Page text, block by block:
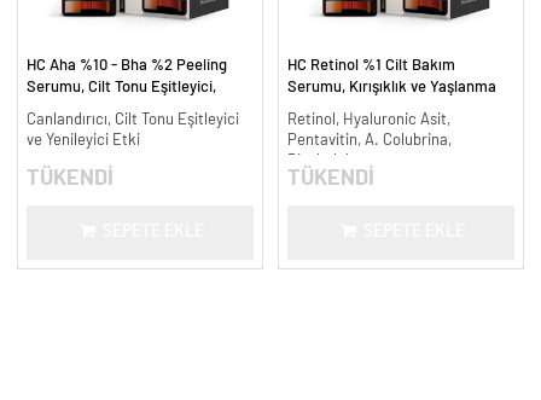
HC Aha %10 - Bha %2 Peeling
Serumu, Cilt Tonu Eşitleyici,
Canlandırıcı, Cilt Tonu Eşitleyici
ve Yenileyici Etki
TÜKENDİ
HC Retinol %1 Cilt Bakım
Serumu, Kırışıklık ve Yaşlanma
Retinol, Hyaluronic Asit,
Pentavitin, A. Colubrina,
TÜKENDİ